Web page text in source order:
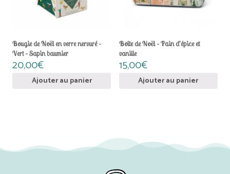
Bougie de Noël en verre nervuré –
Vert – Sapin baumier
20,00€
Ajouter au panier
Boîte de Noël – Pain d’épice et
vanille
15,00€
Ajouter au panier